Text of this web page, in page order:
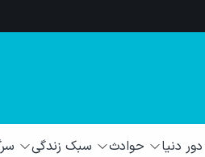
دور دنیا حوادث سبک زندگی